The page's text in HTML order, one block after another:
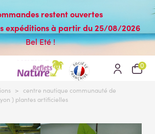
restent ouvertes
expéditions à partir du 25/08/2026
Bel Eté !
0
>
centre nautique communauté de
) plantes artificielles